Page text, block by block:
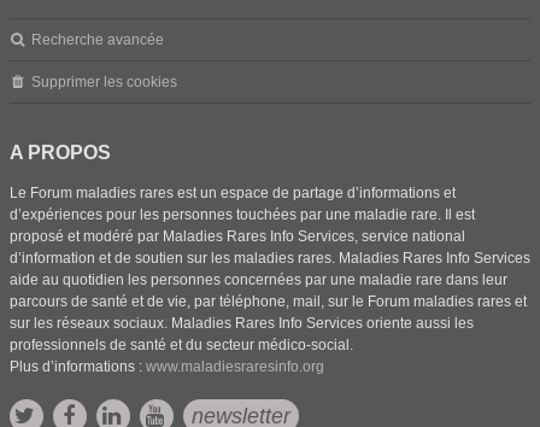
Recherche avancée
Supprimer les cookies
A PROPOS
Le Forum maladies rares est un espace de partage d’informations et
d’expériences pour les personnes touchées par une maladie rare. Il est
proposé et modéré par Maladies Rares Info Services, service national
d’information et de soutien sur les maladies rares. Maladies Rares Info Services
aide au quotidien les personnes concernées par une maladie rare dans leur
parcours de santé et de vie, par téléphone, mail, sur le Forum maladies rares et
sur les réseaux sociaux. Maladies Rares Info Services oriente aussi les
professionnels de santé et du secteur médico-social.
Plus d’informations : www.maladiesraresinfo.org
newsletter